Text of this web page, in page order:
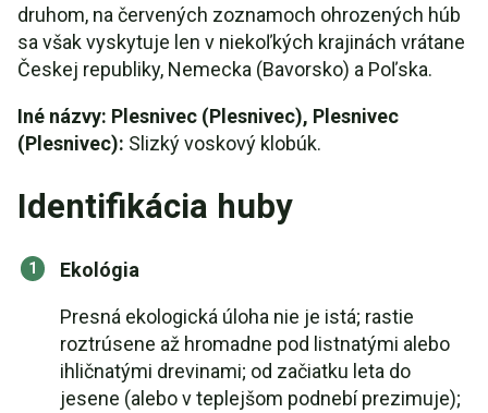
druhom, na červených zoznamoch ohrozených húb
sa však vyskytuje len v niekoľkých krajinách vrátane
Českej republiky, Nemecka (Bavorsko) a Poľska.
Iné názvy: Plesnivec (Plesnivec), Plesnivec
(Plesnivec): Slizký voskový klobúk.
Identifikácia huby
Ekológia
Presná ekologická úloha nie je istá; rastie
roztrúsene až hromadne pod listnatými alebo
ihličnatými drevinami; od začiatku leta do
jesene (alebo v teplejšom podnebí prezimuje);